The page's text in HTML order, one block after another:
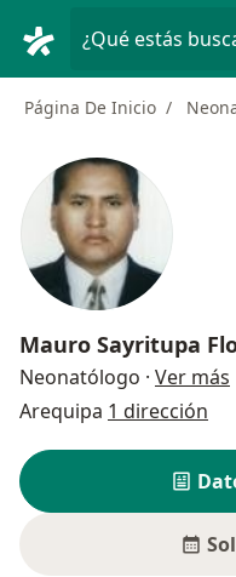
¿Qué estás
Página De Inicio
Mauro Sayritupa
Neonatólogo · Ver más
Arequipa 1 dirección